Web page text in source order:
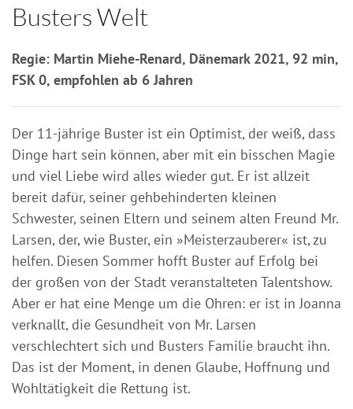
Busters Welt
Regie: Martin Miehe-Renard, Dänemark 2021, 92 min,
FSK 0, empfohlen ab 6 Jahren
Der 11-jährige Buster ist ein Optimist, der weiß, dass
Dinge hart sein können, aber mit ein bisschen Magie
und viel Liebe wird alles wieder gut. Er ist allzeit
bereit dafür, seiner gehbehinderten kleinen
Schwester, seinen Eltern und seinem alten Freund Mr.
Larsen, der, wie Buster, ein »Meisterzauberer« ist, zu
helfen. Diesen Sommer hofft Buster auf Erfolg bei
der großen von der Stadt veranstalteten Talentshow.
Aber er hat eine Menge um die Ohren: er ist in Joanna
verknallt, die Gesundheit von Mr. Larsen
verschlechtert sich und Busters Familie braucht ihn.
Das ist der Moment, in denen Glaube, Hoffnung und
Wohltätigkeit die Rettung ist.